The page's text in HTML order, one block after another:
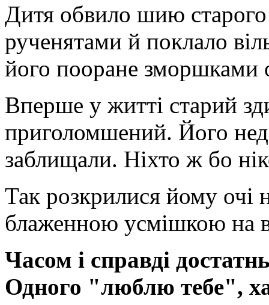
Дитя обвило шию
рученятами й поклало
його пооране зморшками
Вперше у житті старий
приголомшений. Його
заблищали. Ніхто ж бо
Так розкрилися йому очі
блаженною усмішкою на
Часом і справді
Одного "люблю тебе",